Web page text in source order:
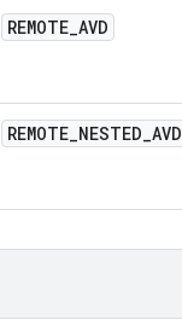
REMOTE_AVD
REMOTE_NESTED_AVD